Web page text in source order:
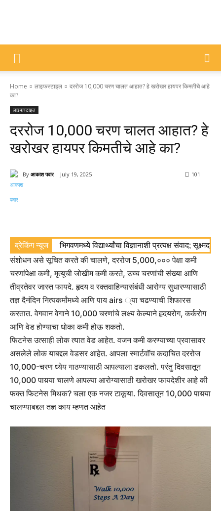
DIVYAJYOTI
SAMACHAR
Home लाइफस्टाइल
दररोज 10,000 चरण चालत आहात? हे खरोखर हायपर किमतीचे आहे
का?
लाइफस्टाइल
दररोज 10,000 चरण चालत आहात? हे
खरोखर हायपर किमतीचे आहे का?
By आकाश पवार July 19, 2025 101
ब्रेकिंग न्यूज भिगवणमध्ये विद्यार्थ्यांचा विज्ञानाशी प्रत्यक्ष संवाद;
संशोधन असे सूचित करते की चालणे, दररोज 5,000,००० पेक्षा कमी
चरणांपेक्षा कमी, मृत्यूची जोखीम कमी करते, उच्च चरणांची संख्या आणि
तीव्रतेवर जास्त फायदे. हृदय व रक्तवाहिन्यासंबंधी आरोग्य सुधारण्यासाठी
तज्ञ दैनंदिन नित्यकर्मांमध्ये आणि पाय airs ्या चढण्याची शिफारस
करतात. वेगवान वेगाने 10,000 चरणांचे लक्ष्य केल्याने हृदयरोग, कर्करोग
आणि वेड होण्याचा धोका कमी होऊ शकतो.
फिटनेस उत्साही लोक त्यात वेड आहेत. वजन कमी करण्याच्या प्रवासावर
असलेले लोक याबद्दल वेडसर आहेत. आपला स्मार्टवॉच कदाचित दररोज
10,000-चरण ध्येय गाठण्यासाठी आपल्याला ढकलतो. परंतु दिवसातून
10,000 पायर्‍या चालणे आपल्या आरोग्यासाठी खरोखर फायदेशीर आहे की
फक्त फिटनेस मिथक? चला एक नजर टाकूया. दिवसातून 10,000 पायर्‍या
चालण्याबद्दल तज्ञ काय म्हणत आहेत